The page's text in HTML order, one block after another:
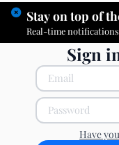
Stay on top of
Real-time
Sign
Have